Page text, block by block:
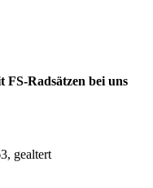
FS-Radsätzen bei uns
gealtert